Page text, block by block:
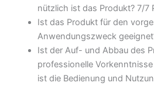
nützlich ist das Produkt? 7/7
Ist das Produkt für den
Anwendungszweck
Ist der Auf- und Abbau des
professionelle
ist die Bedienung und